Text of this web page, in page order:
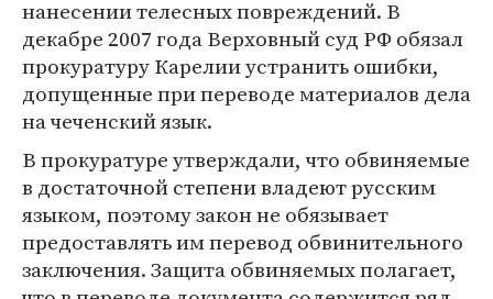
нанесении телесных повреждений. В
декабре 2007 года Верховный суд РФ обязал
прокуратуру Карелии устранить ошибки,
допущенные при переводе материалов дела
на чеченский язык.
В прокуратуре утверждали, что обвиняемые
в достаточной степени владеют русским
языком, поэтому закон не обязывает
предоставлять им перевод обвинительного
заключения. Защита обвиняемых полагает,